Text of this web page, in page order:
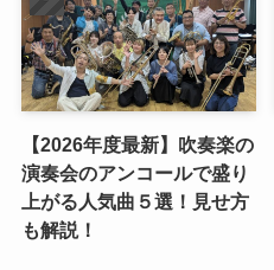
【2026年度最新】吹奏楽の
演奏会のアンコールで盛り
上がる人気曲５選！見せ方
も解説！